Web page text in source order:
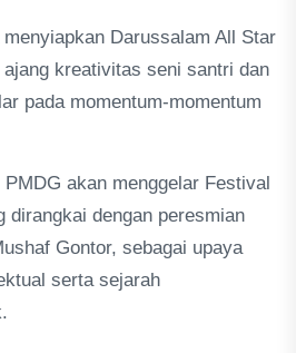
Darussalam All Star
kreativitas seni santri dan
pada momentum-momentum
akan menggelar Festival
dirangkai dengan peresmian
Gontor, sebagai upaya
serta sejarah